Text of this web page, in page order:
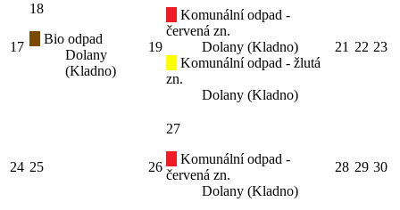
17
18
Bio odpad
Dolany
(Kladno)
19
Komunální odpad -
červená zn.
Dolany (Kladno)
Komunální odpad - žlutá
zn.
Dolany (Kladno)
21 22 23
24 25 26
27
Komunální odpad -
červená zn.
Dolany (Kladno)
28 29 30